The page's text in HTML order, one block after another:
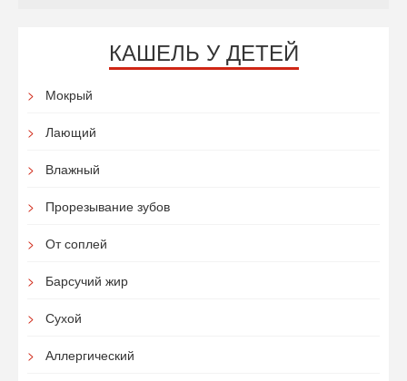
КАШЕЛЬ У ДЕТЕЙ
Мокрый
Лающий
Влажный
Прорезывание зубов
От соплей
Барсучий жир
Сухой
Аллергический